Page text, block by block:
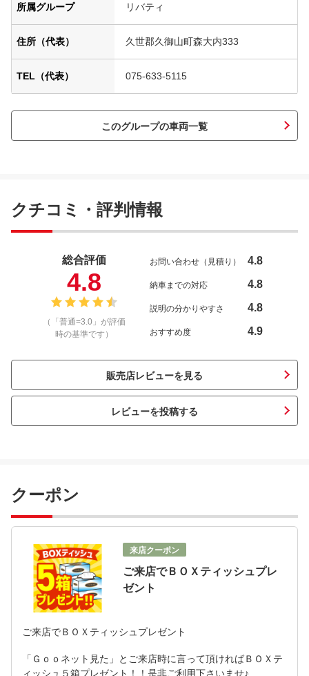
所属グループ リバティ
住所（代表） 久世郡久御山町森大内333
TEL（代表） 075-633-5115
このグループの車両一覧
クチコミ・評判情報
総合評価
4.8
（「普通=3.0」が評価
時の基準です）
お問い合わせ（見積り） 4.8
納車までの対応 4.8
説明の分かりやすさ 4.8
おすすめ度 4.9
販売店レビューを見る
レビューを投稿する
クーポン
来店クーポン
ご来店でＢＯＸティッシュプレ
ゼント
ご来店でＢＯＸティッシュプレゼント
「Ｇｏｏネット見た」とご来店時に言って頂ければＢＯＸテ
ィッシュ５箱プレゼント！！是非ご利用下さいませ♪